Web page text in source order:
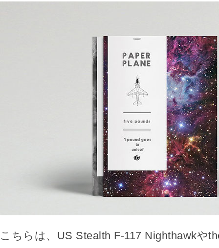
こちらは、US Stealth F-117 Nighthawkや